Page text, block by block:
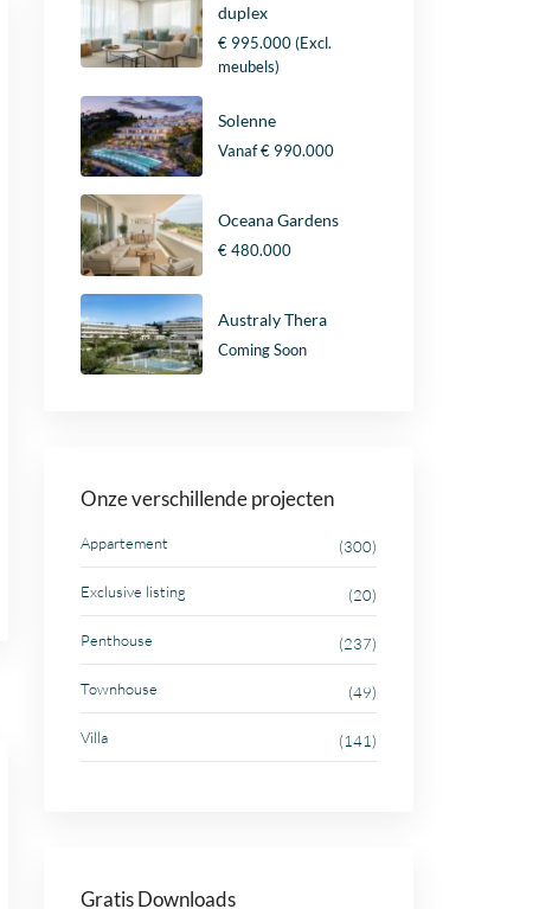
duplex
€ 995.000(Excl.
meubels)
Solenne
Vanaf€ 990.000
Oceana Gardens
€ 480.000
Australy Thera
Coming Soon
Onze verschillende projecten
Appartement (300)
Exclusive listing (20)
Penthouse (237)
Townhouse (49)
Villa (141)
Gratis Downloads